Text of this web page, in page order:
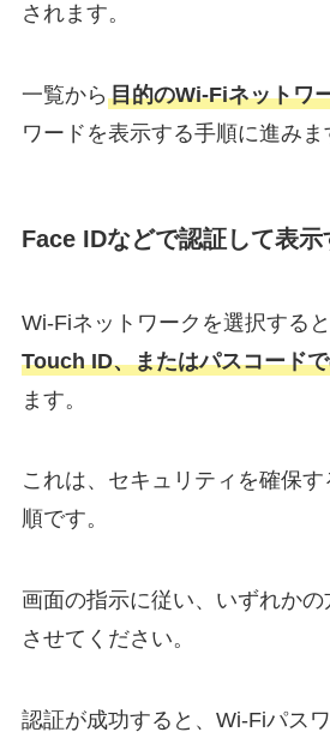
されます。
一覧から 目的のWi-Fiネットワ
ワードを表示する手順に進みま
Face IDなどで認証して表示
Wi-Fiネットワークを選択すると
Touch ID、またはパスコード
ます。
これは、セキュリティを確保
順です。
画面の指示に従い、いずれか
させてください。
認証が成功すると、Wi-Fiパス